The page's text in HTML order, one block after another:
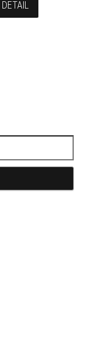
DETAIL